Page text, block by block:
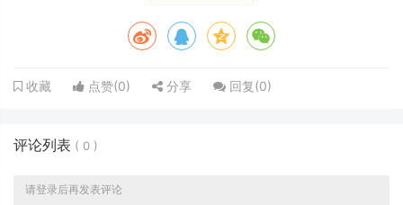
收藏 点赞(0) 分享 回复(0)
评论列表 ( 0 )